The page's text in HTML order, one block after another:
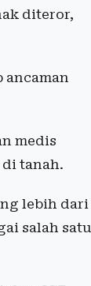
diteror,
ancaman
medis
tanah.
lebih dari
salah satu